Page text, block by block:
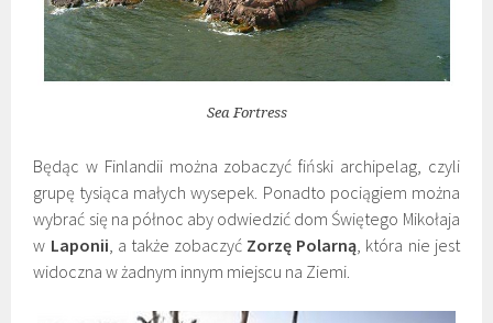
Sea Fortress
Będąc w Finlandii można zobaczyć fiński archipelag, czyli
grupę tysiąca małych wysepek. Ponadto pociągiem można
wybrać się na północ aby odwiedzić dom Świętego Mikołaja
w Laponii, a także zobaczyćZorzę Polarną, która nie jest
widoczna w żadnym innym miejscu na Ziemi.